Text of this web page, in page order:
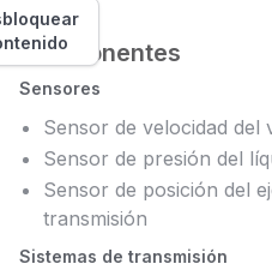
Componentes
Sensores
Sensor de velocidad del
Sensor de presión del
Sensor de posición del
transmisión
Sistemas de transmisión